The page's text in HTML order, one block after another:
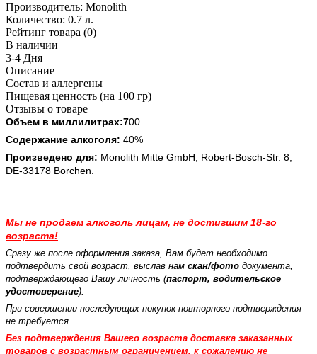
Производитель: Monolith
Количество: 0.7 л.
Рейтинг товара (0)
В наличии
3-4 Дня
Описание
Состав и аллергены
Пищевая ценность (на 100 гр)
Отзывы о товаре
Объем в миллилитрах:700
Содержание алкоголя: 40%
Произведено для: Monolith Mitte GmbH, Robert-Bosch-Str. 8,
DE-33178 Borchen.
Мы не продаем алкогольлицам, не достигшим 18-го
возраста!
Сразу же после оформления заказа, Вам будет необходимо
подтвердить свой возраст, выслав нам скан/фото документа,
подтверждающего Вашу личность (паспорт, водительское
удостоверение).
При совершении последующих покупок повторного подтверждения
не требуется.
Без подтверждения Вашего возраста доставка заказанных
товаров с возрастным ограничением, к сожалению не